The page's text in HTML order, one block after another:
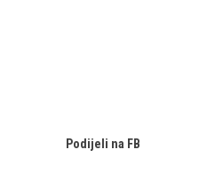
Podijeli na FB